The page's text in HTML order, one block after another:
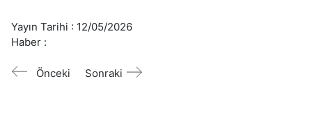
Yayın Tarihi : 12/05/2026
Haber :
Önceki Sonraki